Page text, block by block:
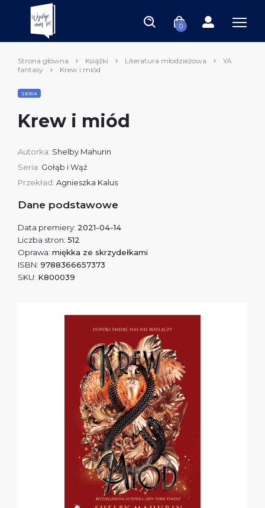
0
Strona główna Książki Literatura młodzieżowa
YA
fantasy
Krew i miód
SERIA
Krew i miód
Autorka: Shelby Mahurin
Seria: Gołąb i Wąż
Przekład: Agnieszka Kalus
Dane podstawowe
Data premiery: 2021-04-14
Liczba stron: 512
Oprawa: miękka ze skrzydełkami
ISBN: 9788366657373
SKU: K800039